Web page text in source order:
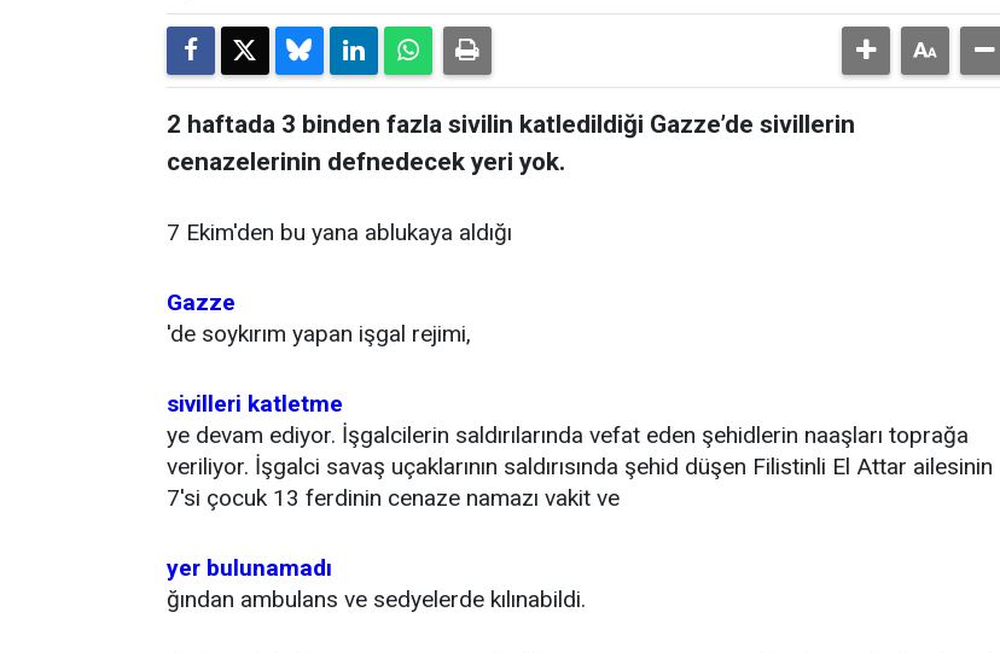
2 haftada 3 binden fazla sivilin katledildiği Gazze’de sivillerin
cenazelerinin defnedecek yeri yok.
7 Ekim'den bu yana ablukaya aldığı
Gazze
'de soykırım yapan işgal rejimi,
sivilleri katletme
ye devam ediyor. İşgalcilerin saldırılarında vefat eden şehidlerin naaşları toprağa
veriliyor. İşgalci savaş uçaklarının saldırısında şehid düşen Filistinli El Attar ailesinin
7'si çocuk 13 ferdinin cenaze namazı vakit ve
yer bulunamadı
ğından ambulans ve sedyelerde kılınabildi.